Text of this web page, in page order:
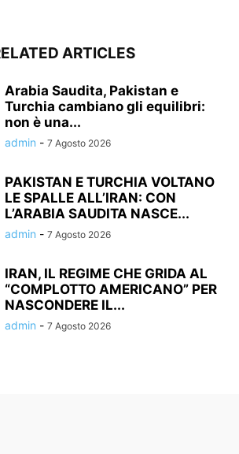
ARTICLES
Arabia Saudita, Pakistan e
Turchia cambiano gli equilibri:
non è una...
admin - 7 Agosto 2026
PAKISTAN E TURCHIA VOLTANO
LE SPALLE ALL’IRAN: CON
L’ARABIA SAUDITA NASCE...
admin - 7 Agosto 2026
IRAN, IL REGIME CHE GRIDA AL
“COMPLOTTO AMERICANO” PER
NASCONDERE IL...
admin - 7 Agosto 2026